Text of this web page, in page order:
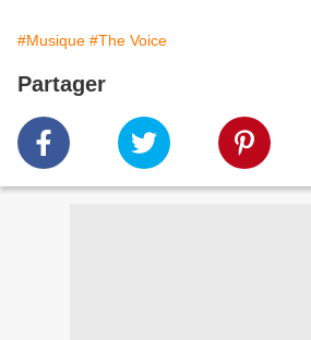
#Musique #The Voice
Partager